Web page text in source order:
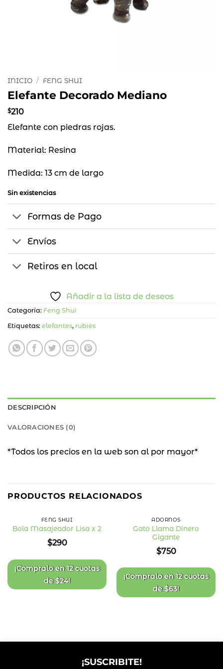
INICIO / FENG SHUI
Elefante Decorado Mediano
$210
Elefante con piedras rojas.
Material: Resina
Medida: 13 cm de largo
Sin existencias
Formas de Pago
Envíos
Retiros en local
Añadir a la lista de deseos
Categoría: Feng Shui
Etiquetas: elefantes, rubies
DESCRIPCIÓN
VALORACIONES (0)
*Todos los precios en la web son al por mayor*
PRODUCTOS RELACIONADOS
de
deseos
FENG SHUI
Bola Masajeador Lisa x 2
$290
¡Compralo en12 cuotas
de$24!
ADORNOS
Gato Llama Dinero
Gigante
$750
¡Compralo en12 cuotas
de$63!
¡SUSCRIBITE!